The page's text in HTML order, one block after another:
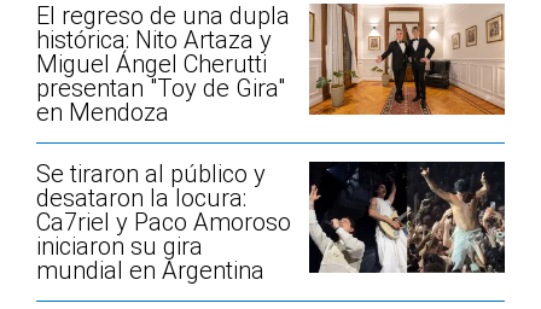
El regreso de una dupla
histórica: Nito Artaza y
Miguel Ángel Cherutti
presentan "Toy de Gira"
en Mendoza
Se tiraron al público y
desataron la locura:
Ca7riel y Paco Amoroso
iniciaron su gira
mundial en Argentina